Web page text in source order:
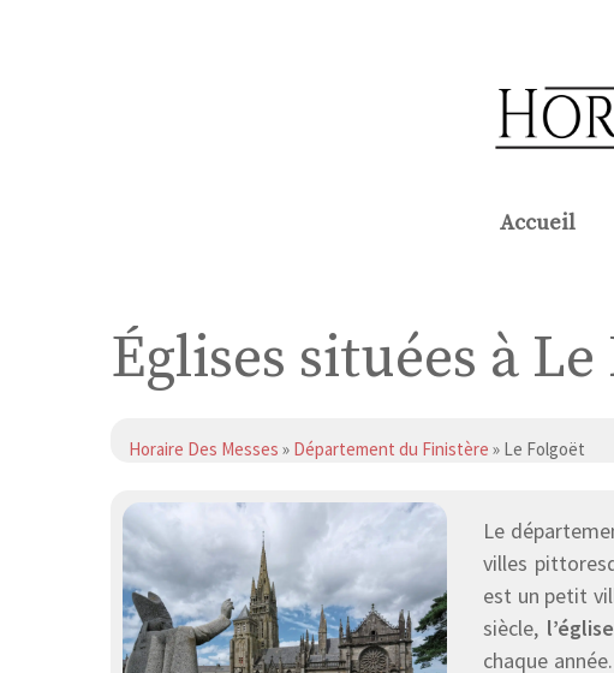
Accueil
Églises situées à
Horaire Des Messes » Département du Finistère » Le Folgoët
Le
villes
est un petit
siècle,
chaque